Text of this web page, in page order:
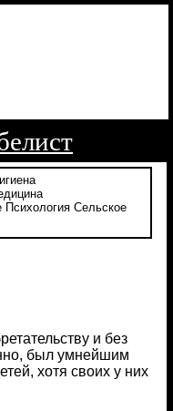
Психология Сельское
и без
был умнейшим
хотя своих у них